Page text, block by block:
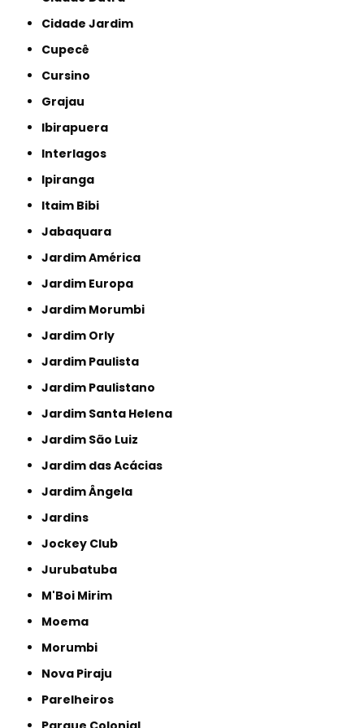
Cidade Jardim
Cupecê
Cursino
Grajau
Ibirapuera
Interlagos
Ipiranga
Itaim Bibi
Jabaquara
Jardim América
Jardim Europa
Jardim Morumbi
Jardim Orly
Jardim Paulista
Jardim Paulistano
Jardim Santa Helena
Jardim São Luiz
Jardim das Acácias
Jardim Ângela
Jardins
Jockey Club
Jurubatuba
M'Boi Mirim
Moema
Morumbi
Nova Piraju
Parelheiros